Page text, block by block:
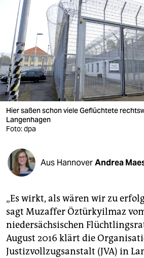
berlin
nord
wahrheit
verlag
verlag
veranstaltungen
shop
fragen & hilfe
abo
genossenschaft
epaper login
Hier saßen schon viele Geflüchtete
Langenhagen
Foto: dpa
Aus HannoverAndrea
„Es wirkt, als wären wir zu
sagt Muzaffer Öztürkyilmaz
niedersächsischen
August 2016 klärt die
Justizvollzugsanstalt (JVA) in